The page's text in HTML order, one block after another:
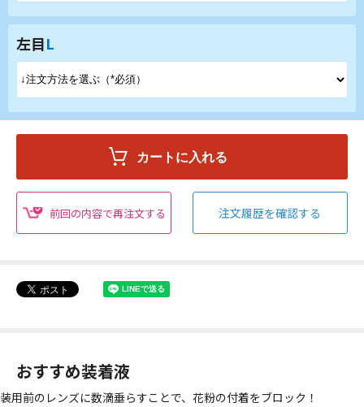
左目L
前回の内容で再注文する 注文履歴を確認する
おすすめ装着液
装用前のレンズに数滴垂らすことで、花粉の付着をブロック！